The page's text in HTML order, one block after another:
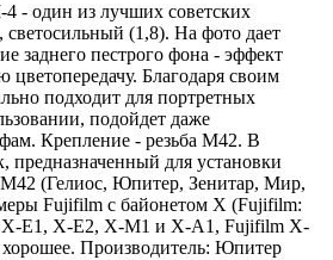
- один из лучших советских
(1,8). На фото дает
заднего пестрого фона - эффект
Благодаря своим
подходит для портретных
подойдет даже
Крепление - резьба М42. В
предназначенный для установки
М42 (Гелиос, Юпитер, Зенитар, Мир,
Fujifilm с байонетом Х (Fujifilm:
E1, X-E2, X-M1 и X-A1, Fujifilm X-
Производитель: Юпитер